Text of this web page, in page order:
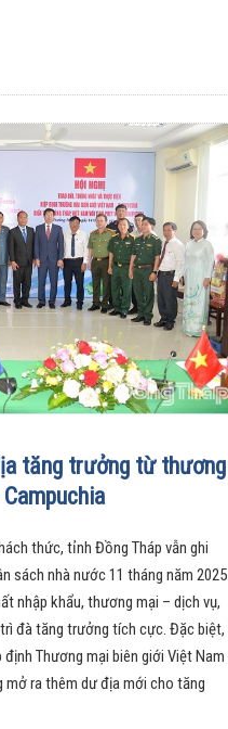
tăng trưởng từ thương
thức, tỉnh Đồng Tháp vẫn ghi
sách nhà nước 11 tháng năm 2025
nhập khẩu, thương mại – dịch vụ,
đà tăng trưởng tích cực. Đặc biệt,
Thương mại biên giới Việt Nam
mở ra thêm dư địa mới cho tăng